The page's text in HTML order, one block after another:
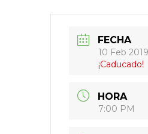
FECHA
10 Feb 2019
¡Caducado!
HORA
7:00 PM